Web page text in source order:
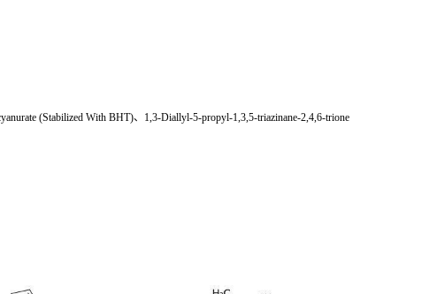
(Stabilized With BHT)、1,3-Diallyl-5-propyl-1,3,5-triazinane-2,4,6-trione